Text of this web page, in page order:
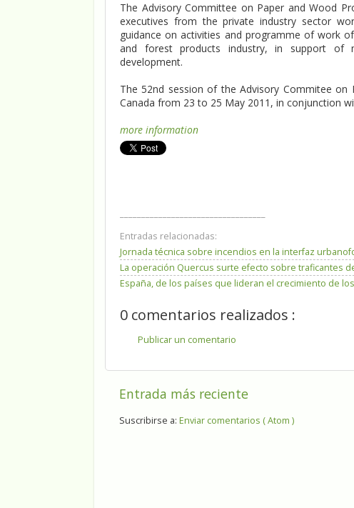
The Advisory Committee on Paper and Wood
executives from the private industry sector
guidance on activities and programme of work
and forest products industry, in support of
development.
The 52nd session of the Advisory Commitee on
Canada from 23 to 25 May 2011, in conjunction
more information
Entradas relacionadas:
Jornada técnica sobre incendios en la interfaz
La operación Quercus surte efecto sobre traficantes
España, de los países que lideran el crecimiento de
0 comentarios realizados :
Publicar un comentario
Entrada más reciente
Suscribirse a: Enviar comentarios ( Atom )